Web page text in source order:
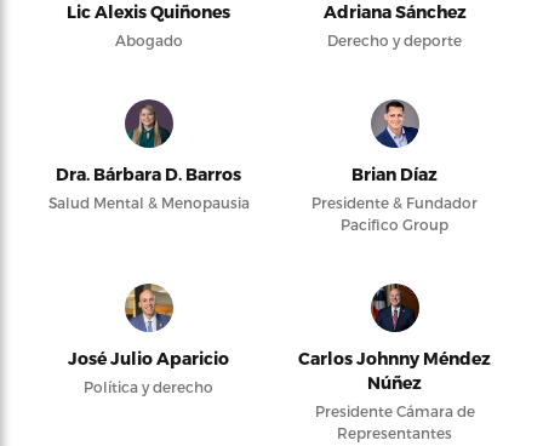
Lic Alexis Quiñones
Abogado
Adriana Sánchez
Derecho y deporte
Dra. Bárbara D. Barros
Salud Mental & Menopausia
Brian Díaz
Presidente & Fundador
Pacifico Group
José Julio Aparicio
Política y derecho
Carlos Johnny Méndez
Núñez
Presidente Cámara de
Representantes